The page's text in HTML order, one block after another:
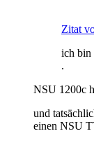
Zitat
ich bin
.
NSU 1200c
und
einen NSU